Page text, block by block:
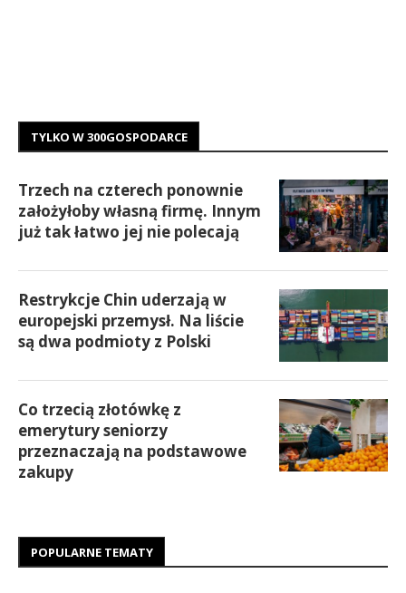
TYLKO W 300GOSPODARCE
Trzech na czterech ponownie
założyłoby własną firmę. Innym
już tak łatwo jej nie polecają
Restrykcje Chin uderzają w
europejski przemysł. Na liście
są dwa podmioty z Polski
Co trzecią złotówkę z
emerytury seniorzy
przeznaczają na podstawowe
zakupy
POPULARNE TEMATY